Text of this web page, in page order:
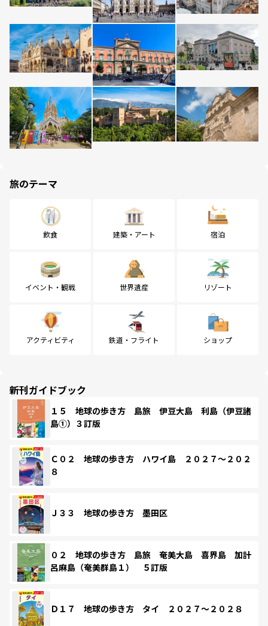
旅のテーマ
飲食 建築・アート 宿泊
イベント・観戦 世界遺産 リゾート
アクティビティ 鉄道・フライト ショップ
新刊ガイドブック
１５ 地球の歩き方 島旅 伊豆大島 利島（伊豆諸
島①）３訂版
Ｃ０２ 地球の歩き方 ハワイ島 ２０２７～２０２
８
Ｊ３３ 地球の歩き方 墨田区
０２ 地球の歩き方 島旅 奄美大島 喜界島 加計
呂麻島（奄美群島１） ５訂版
Ｄ１７ 地球の歩き方 タイ ２０２７～２０２８